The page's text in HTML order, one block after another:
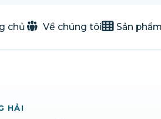
chủ Về chúng tôi Sản phẩm
HẢI